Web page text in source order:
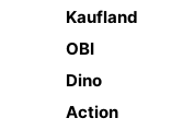
Kaufland
OBI
Dino
Action